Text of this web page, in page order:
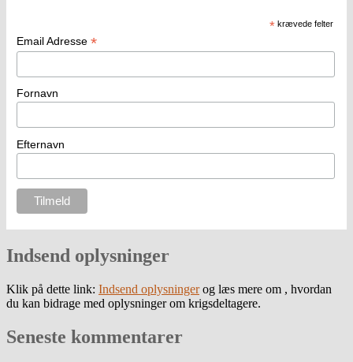
* krævede felter
Email Adresse *
Fornavn
Efternavn
Indsend oplysninger
Klik på dette link: Indsend oplysningerog læs mere om , hvordan
du kan bidrage med oplysninger om krigsdeltagere.
Seneste kommentarer